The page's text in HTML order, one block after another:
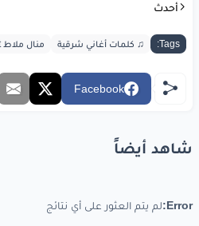
أحدث
Tags: ♫ كلمات أغاني شرقية منال ملاط Manel Mallat
Facebook
شاهد أيضاً
Error: لم يتم العثور على أي نتائج